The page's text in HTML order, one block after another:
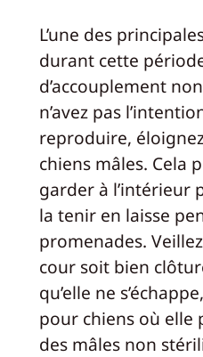
L’une des
durant cette
d’accouplement
n’avez pas
reproduire,
chiens mâles. Cela
garder à l’intérieur
la tenir en laisse
promenades.
cour soit bien
qu’elle ne
pour chiens où
des mâles non